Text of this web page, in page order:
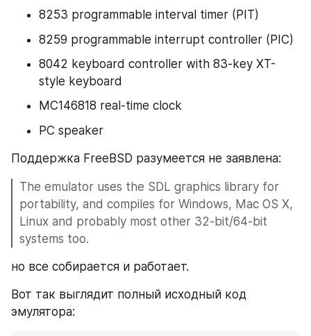
8253 programmable interval timer (PIT)
8259 programmable interrupt controller (PIC)
8042 keyboard controller with 83-key XT-
style keyboard
MC146818 real-time clock
PC speaker
Поддержка FreeBSD разумеется не заявлена:
The emulator uses the SDL graphics library for
portability, and compiles for Windows, Mac OS X,
Linux and probably most other 32-bit/64-bit
systems too.
но все собирается и работает.
Вот так выглядит полный исходный код
эмулятора: